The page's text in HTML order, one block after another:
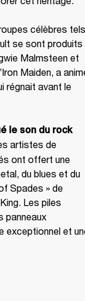
célèbres tels
se sont produits
Malmsteen et
Maiden, a
régnait avant le
le son du rock
artistes de
ont offert une
du blues et du
Spades » de
Les piles
panneaux
exceptionnel et